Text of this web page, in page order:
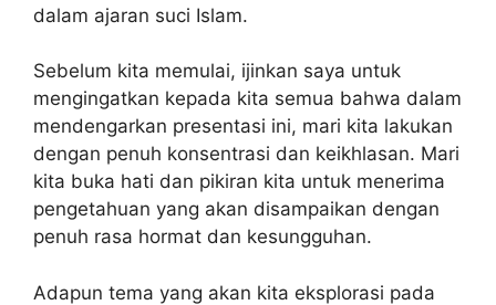
dalam ajaran suci Islam.
Sebelum kita memulai, ijinkan saya untuk
mengingatkan kepada kita semua bahwa dalam
mendengarkan presentasi ini, mari kita lakukan
dengan penuh konsentrasi dan keikhlasan. Mari
kita buka hati dan pikiran kita untuk menerima
pengetahuan yang akan disampaikan dengan
penuh rasa hormat dan kesungguhan.
Adapun tema yang akan kita eksplorasi pada